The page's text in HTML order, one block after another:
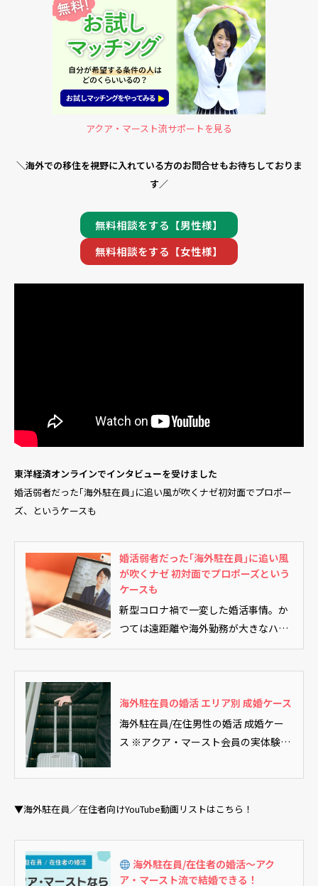
アクア・マースト流サポートを見る
＼海外での移住を視野に入れている方のお問合せもお待ちしておりま
す／
無料相談をする【男性様】
無料相談をする【女性様】
東洋経済オンラインでインタビューを受けました
婚活弱者だった｢海外駐在員｣に追い風が吹くナゼ初対面でプロポー
ズ、というケースも
婚活弱者だった｢海外駐在員｣に追い風
が吹くナゼ 初対面でプロポーズという
ケースも
新型コロナ禍で一変した婚活事情。か
つては遠距離や海外勤務が大きなハン
ディとされた結婚市場ですが、今やオ
た。海外勤務の日本人の婚活戦略や成
婚率の実態とは？新時代の婚活の可能
性に迫ります。（このリード文はAIが
海外駐在員の婚活 エリア別 成婚ケース
海外駐在員/在住男性の婚活 成婚ケー
ス ※アクア・マースト会員の実体験を
▼海外駐在員／在住者向けYouTube動画リストはこちら！
海外駐在員/在住者の婚活～アク
ア・マースト流で結婚できる！